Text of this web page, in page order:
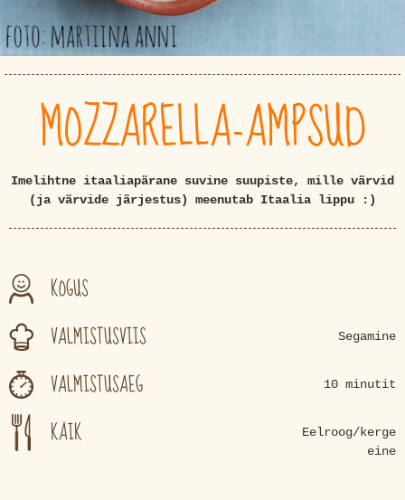
MOZZARELLA-AMPSUD
Imelihtne itaaliapärane suvine suupiste, mille värvid
(ja värvide järjestus) meenutab Itaalia lippu :)
KOGUS
VALMISTUSVIIS
Segamine
VALMISTUSAEG 10 minutit
KÄIK
Eelroog/kerge
eine